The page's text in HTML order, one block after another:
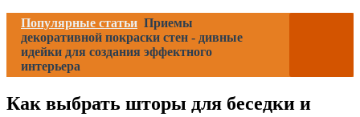
Популярные статьи Приемы
декоративной покраски стен - дивные
идейки для создания эффектного
интерьера
Как выбрать шторы для беседки и